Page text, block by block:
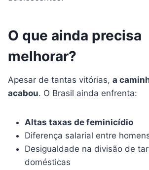
O que ainda precisa
melhorar?
Apesar de tantas vitórias, a
acabou. O Brasil ainda enfrenta:
Altas taxas de feminicídio
Diferença salarial entre
Desigualdade na divisão de
domésticas